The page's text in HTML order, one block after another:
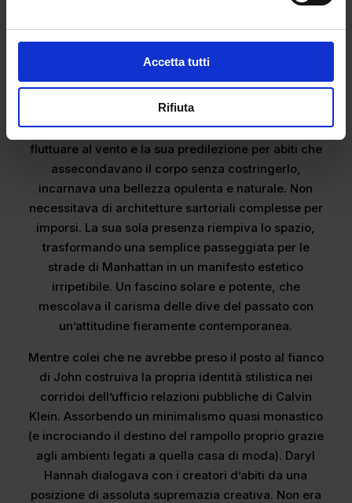
Accetta tutti
Rifiuta
superbo anche nel suo stile personale. Negli anni
l’esatta antitesi del rigore in bianco e nero che
avrebbe poi dominato la fine del decennio. La sua
era un’eleganza statuaria, fluida, priva di sforzo.
Con la sua folta chioma bionda lasciata libera di
fluttuare al vento e la sua predilezione per abiti che
assecondavano il corpo senza costringerlo,
incarnava una bellezza opulenta e naturale. Non
necessitava di architetture sartoriali complesse per
imporsi. La sua sola presenza riempiva lo spazio,
trasformando una semplice passeggiata per le
strade di Manhattan in un manifesto estetico
irripetibile. Un fascino solare e potente, che
mescolava il carisma delle dive del passato con
un’attitudine fieramente contemporanea.
Mentre colei che ne avrebbe preso il posto al fianco
di John costruiva la propria identità stilistica nei
corridoi dell’ufficio relazioni pubbliche di Calvin
Klein. Assorbendo un minimalismo quasi monastico
(e incrociando il destino del rampollo proprio grazie
agli ambienti legati a quella casa di moda). Daryl
Hannah dialogava con i creatori d’abiti da una
posizione di assoluta supremazia creativa. Non era